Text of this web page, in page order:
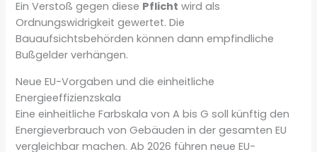
Ein Verstoß gegen diese Pflicht wird als
Ordnungswidrigkeit gewertet. Die
Bauaufsichtsbehörden können dann empfindliche
Bußgelder verhängen.
Neue EU-Vorgaben und die einheitliche
Energieeffizienzskala
Eine einheitliche Farbskala von A bis G soll künftig den
Energieverbrauch von Gebäuden in der gesamten EU
vergleichbar machen. Ab 2026 führen neue EU-